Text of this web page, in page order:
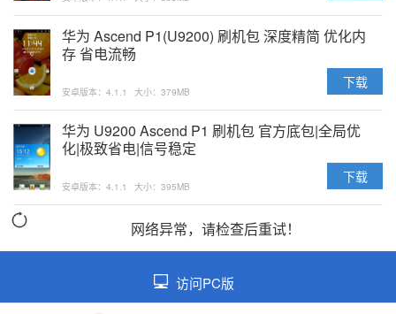
华为 Ascend P1(U9200) 刷机包 深度精简 优化内
存 省电流畅
安卓版本：4.1.1 大小：379MB
下载
华为 U9200 Ascend P1 刷机包 官方底包|全局优
化|极致省电|信号稳定
安卓版本：4.1.1 大小：395MB
下载
网络异常，请检查后重试！
访问PC版